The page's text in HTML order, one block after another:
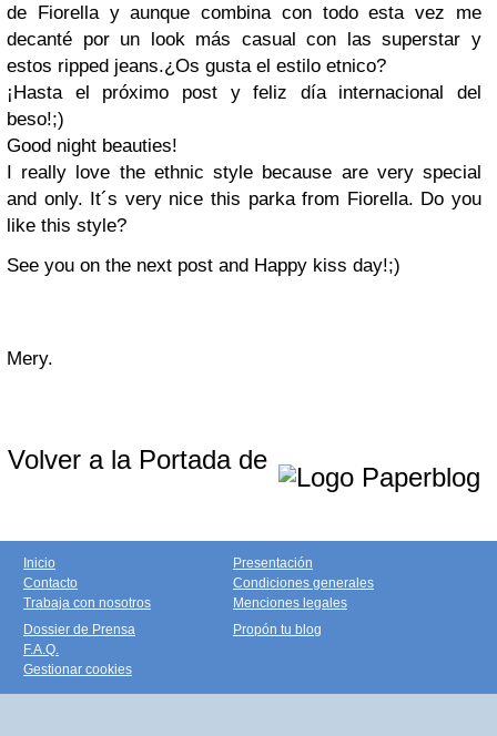
de Fiorella y aunque combina con todo esta vez me
decanté por un look más casual con las superstar y
estos ripped jeans.¿Os gusta el estilo etnico?
¡Hasta el próximo post y feliz día internacional del
beso!;)
Good night beauties!
I really love the ethnic style because are very special
and only. It´s very nice this parka from Fiorella. Do you
like this style?
See you on the next post and Happy kiss day!;)
Mery.
Volver a la Portada de
Inicio
Contacto
Trabaja con nosotros
Presentación
Condiciones generales
Menciones legales
Dossier de Prensa
F.A.Q.
Gestionar cookies
Propón tu blog